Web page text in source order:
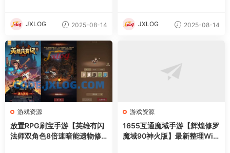
JXLOG 2025-08-14 JXLOG 2025-08-14
游戏资源
放置RPG刷宝手游【英雄有闪
法师双角色8倍速暗能遗物修
游戏资源
1655互通魔域手游【辉煌修罗
魔域90神火版】最新整理Win